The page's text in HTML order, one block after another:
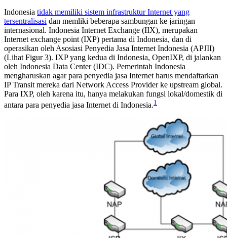
Indonesia tidak memiliki sistem infrastruktur Internet yang
tersentralisasi dan memliki beberapa sambungan ke jaringan
internasional. Indonesia Internet Exchange (IIX), merupakan
Internet exchange point (IXP) pertama di Indonesia, dan di
operasikan oleh Asosiasi Penyedia Jasa Internet Indonesia (APJII)
(Lihat Figur 3). IXP yang kedua di Indonesia, OpenIXP, di jalankan
oleh Indonesia Data Center (IDC). Pemerintah Indonesia
mengharuskan agar para penyedia jasa Internet harus mendaftarkan
IP Transit mereka dari Network Access Provider ke upstream global.
Para IXP, oleh karena itu, hanya melakukan fungsi lokal/domestik di
antara para penyedia jasa Internet di Indonesia.1